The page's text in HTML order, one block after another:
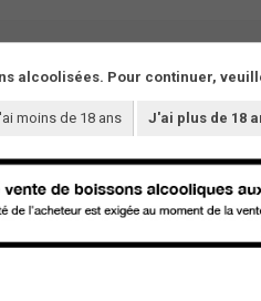
alcoolisées. Pour continuer,
moins de 18 ans J'ai plus de 18